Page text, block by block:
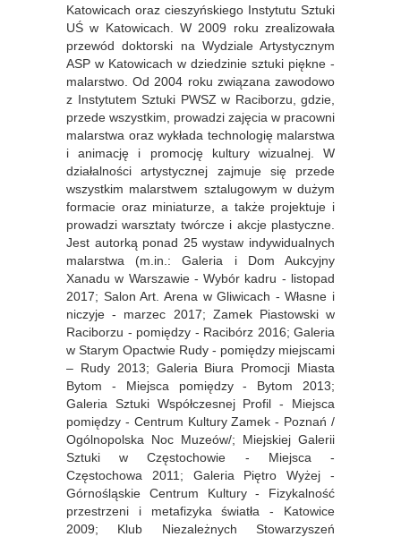
Katowicach oraz cieszyńskiego Instytutu Sztuki
UŚ w Katowicach. W 2009 roku zrealizowała
przewód doktorski na Wydziale Artystycznym
ASP w Katowicach w dziedzinie sztuki piękne -
malarstwo. Od 2004 roku związana zawodowo
z Instytutem Sztuki PWSZ w Raciborzu, gdzie,
przede wszystkim, prowadzi zajęcia w pracowni
malarstwa oraz wykłada technologię malarstwa
i animację i promocję kultury wizualnej. W
działalności artystycznej zajmuje się przede
wszystkim malarstwem sztalugowym w dużym
formacie oraz miniaturze, a także projektuje i
prowadzi warsztaty twórcze i akcje plastyczne.
Jest autorką ponad 25 wystaw indywidualnych
malarstwa (m.in.: Galeria i Dom Aukcyjny
Xanadu w Warszawie - Wybór kadru - listopad
2017; Salon Art. Arena w Gliwicach - Własne i
niczyje - marzec 2017; Zamek Piastowski w
Raciborzu - pomiędzy - Racibórz 2016; Galeria
w Starym Opactwie Rudy - pomiędzy miejscami
– Rudy 2013; Galeria Biura Promocji Miasta
Bytom - Miejsca pomiędzy - Bytom 2013;
Galeria Sztuki Współczesnej Profil - Miejsca
pomiędzy - Centrum Kultury Zamek - Poznań /
Ogólnopolska Noc Muzeów/; Miejskiej Galerii
Sztuki w Częstochowie - Miejsca -
Częstochowa 2011; Galeria Piętro Wyżej -
Górnośląskie Centrum Kultury - Fizykalność
przestrzeni i metafizyka światła - Katowice
2009; Klub Niezależnych Stowarzyszeń